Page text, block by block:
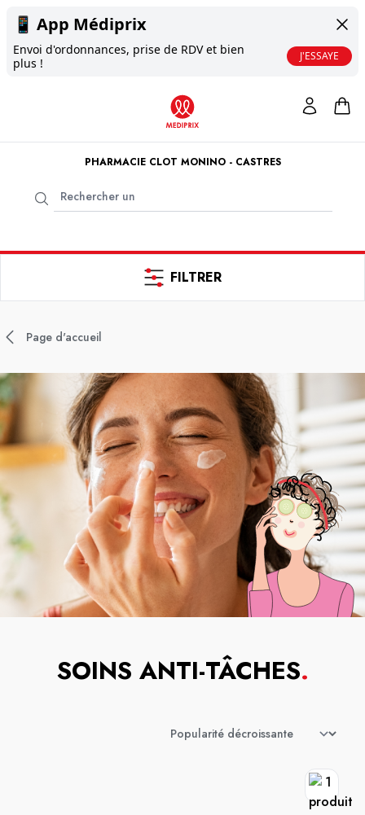
📱 App Médiprix
Envoi d'ordonnances, prise de RDV et bien
plus !
J'ESSAYE
PHARMACIE CLOT MONINO - CASTRES
FILTRER
Page d'accueil
SOINS ANTI-TÂCHES.